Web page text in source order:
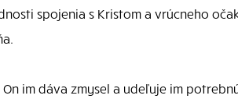
spojenia s Kristom a vrúcneho
im dáva zmysel a udeľuje im